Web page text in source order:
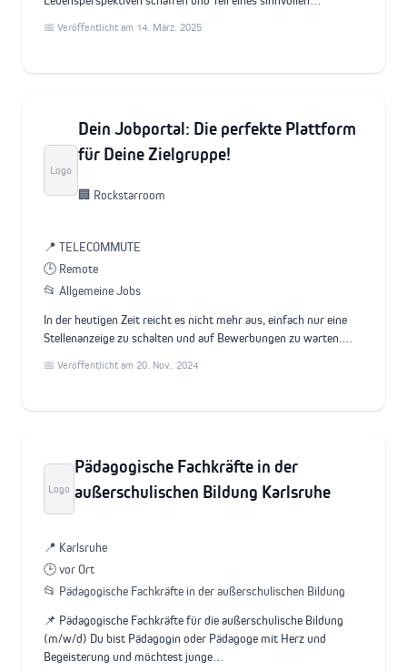
📅 Veröffentlicht am 14. März. 2025
Logo
Dein Jobportal: Die perfekte Plattform
für Deine Zielgruppe!
🏢 Rockstarroom
📍 TELECOMMUTE
🕒 Remote
📂 Allgemeine Jobs
In der heutigen Zeit reicht es nicht mehr aus, einfach nur eine
Stellenanzeige zu schalten und auf Bewerbungen zu warten.…
📅 Veröffentlicht am 20. Nov.. 2024
Logo
Pädagogische Fachkräfte in der
außerschulischen Bildung Karlsruhe
📍 Karlsruhe
🕒 vor Ort
📂 Pädagogische Fachkräfte in der außerschulischen Bildung
📌 Pädagogische Fachkräfte für die außerschulische Bildung
(m/w/d) Du bist Pädagogin oder Pädagoge mit Herz und
Begeisterung und möchtest junge…